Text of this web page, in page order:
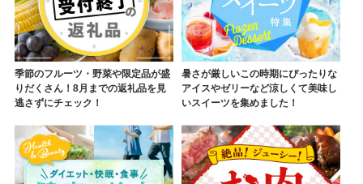
季節のフルーツ・野菜や限定品が盛
りだくさん！8月までの返礼品を見
逃さずにチェック！
暑さが厳しいこの時期にぴったりな
アイスやゼリーなど涼しくて美味し
いスイーツを集めました！